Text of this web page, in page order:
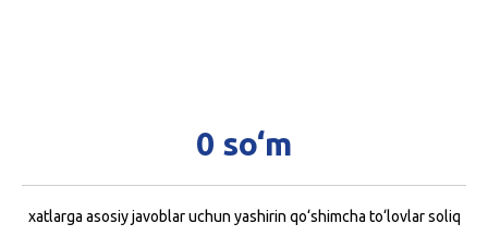
0 so‘m
xatlarga asosiy javoblar uchun yashirin qo‘shimcha to‘lovlar soliq